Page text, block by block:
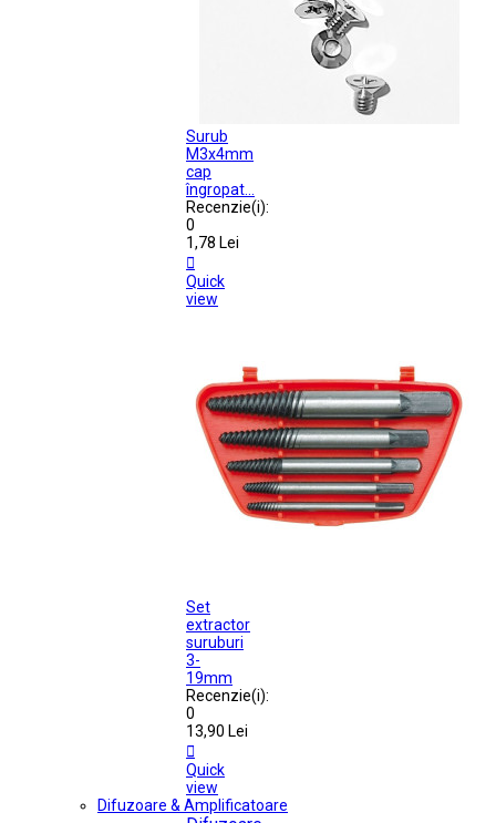
Surub
M3x4mm
cap
îngropat...
Recenzie(i):
0
1,78 Lei

Quick
view
Set
extractor
suruburi
3-
19mm
Recenzie(i):
0
13,90 Lei

Quick
view
Difuzoare & Amplificatoare